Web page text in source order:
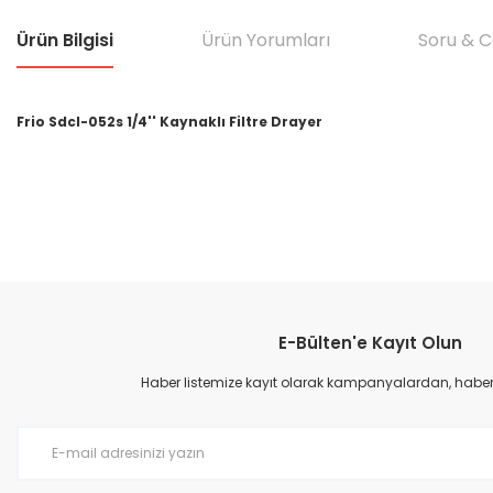
Ürün Bilgisi Ürün Yorumları Soru &
Frio Sdcl-052s 1/4'' Kaynaklı Filtre Drayer
Ürün resmi kalitesiz, bozuk veya görüntülenemiyor.
Ürün açıklamasında eksik bilgiler bulunuyor.
E-Bülten'e Kayıt Olun
Haber listemize kayıt olarak kampanyalardan,